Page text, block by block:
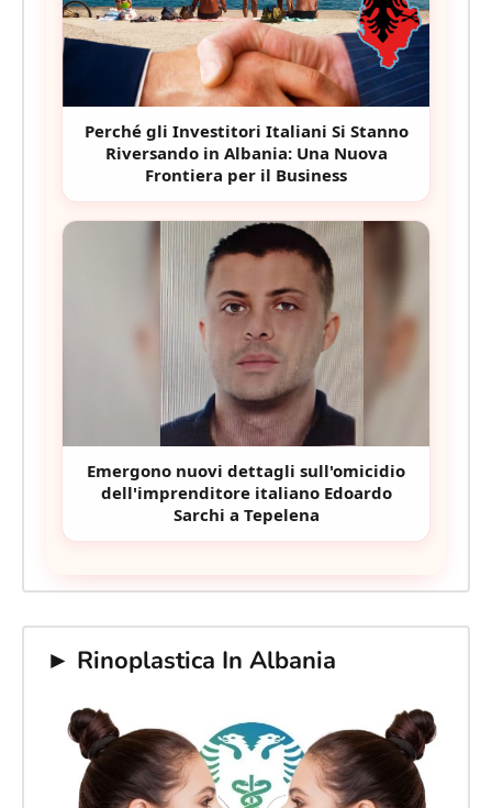
Perché gli Investitori Italiani Si Stanno
Riversando in Albania: Una Nuova
Frontiera per il Business
Emergono nuovi dettagli sull'omicidio
dell'imprenditore italiano Edoardo
Sarchi a Tepelena
► Rinoplastica In Albania